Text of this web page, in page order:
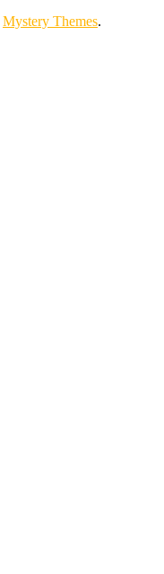
Mystery Themes.